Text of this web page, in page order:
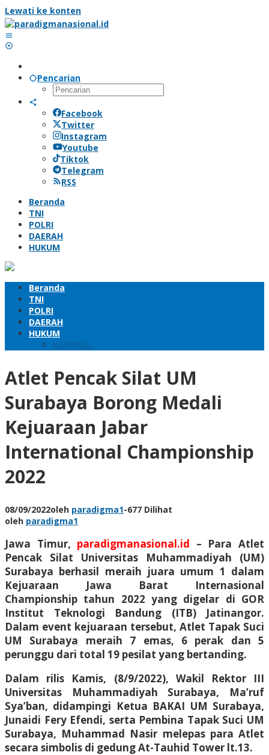
Lewati ke konten
Pencarian
Facebook
Twitter
Instagram
Youtube
Tiktok
Telegram
RSS
Beranda
TNI
POLRI
DAERAH
HUKUM
Beranda
TNI
POLRI
DAERAH
HUKUM
KRIMINAL
Atlet Pencak Silat UM
Surabaya Borong Medali
Kejuaraan Jabar
International Championship
2022
08/09/2022oleh paradigma1-677 Dilihat
oleh paradigma1
Jawa Timur, paradigmanasional.id – Para Atlet
Pencak Silat Universitas Muhammadiyah (UM)
Surabaya berhasil meraih juara umum 1 dalam
Kejuaraan Jawa Barat Internasional
Championship tahun 2022 yang digelar di GOR
Institut Teknologi Bandung (ITB) Jatinangor.
Dalam event kejuaraan tersebut, Atlet Tapak Suci
UM Surabaya meraih 7 emas, 6 perak dan 5
perunggu dari total 19 pesilat yang bertanding.
Dalam rilis Kamis, (8/9/2022), Wakil Rektor III
Universitas Muhammadiyah Surabaya, Ma’ruf
Sya’ban, didampingi Ketua BAKAI UM Surabaya,
Junaidi Fery Efendi, serta Pembina Tapak Suci UM
Surabaya, Muhammad Nasir melepas para Atlet
secara simbolis di gedung At-Tauhid Tower lt.13.